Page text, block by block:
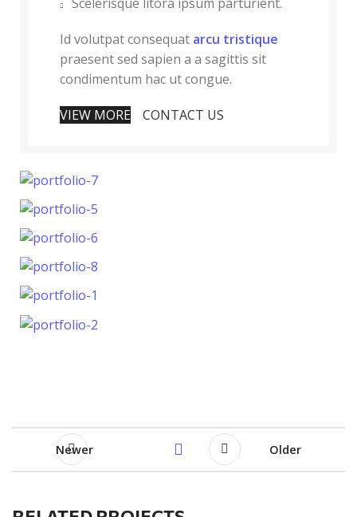
Id volutpat consequat arcu tristique
praesent sed sapien a a sagittis sit
condimentum hac ut congue.
VIEW MORE CONTACT US
Newer Older